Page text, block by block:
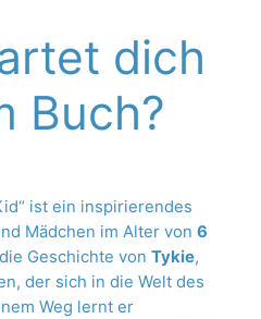
dich
Buch?
ist ein inspirierendes
Mädchen im Alter von 6
Geschichte von Tykie,
der sich in die Welt des
Weg lernt er